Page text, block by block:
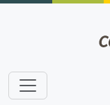
Aller au contenu